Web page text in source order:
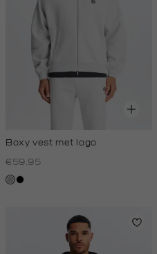
Boxy vest met logo
€59.95
grijs,zwart